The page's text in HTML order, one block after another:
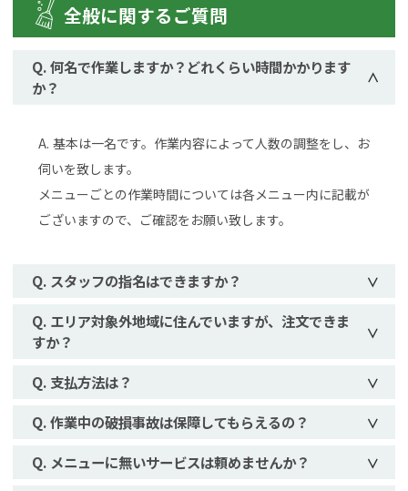
全般に関するご質問
何名で作業しますか？どれくらい時間かかります
か？
基本は一名です。作業内容によって人数の調整をし、お
伺いを致します。
メニューごとの作業時間については各メニュー内に記載が
ございますので、ご確認をお願い致します。
スタッフの指名はできますか？
エリア対象外地域に住んでいますが、注文できま
すか？
支払方法は？
作業中の破損事故は保障してもらえるの？
メニューに無いサービスは頼めませんか？